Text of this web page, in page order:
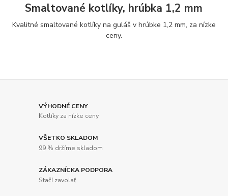
Smaltované kotlíky, hrúbka 1,2 mm
Kvalitné smaltované kotlíky na guláš v hrúbke 1,2 mm, za nízke
ceny.
VÝHODNÉ CENY
Kotlíky za nízke ceny
VŠETKO SKLADOM
99 % držíme skladom
ZÁKAZNÍCKA PODPORA
Stačí zavolať